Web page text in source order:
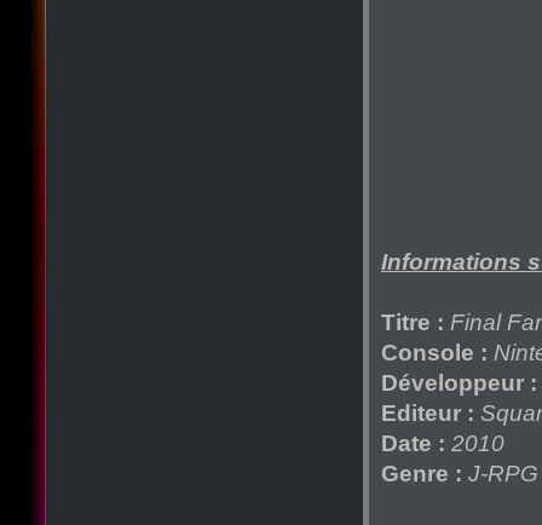
Informations
Titre : Final
Console :
Développeur :
Editeur :
Date : 2010
Genre : J-